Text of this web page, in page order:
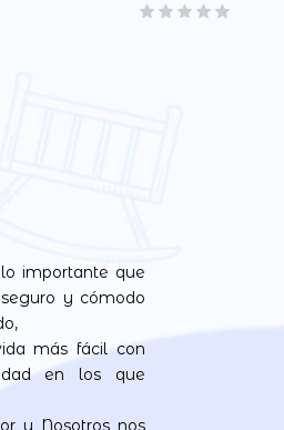
importante que
y cómodo
más fácil con
en los que
y Nosotros nos